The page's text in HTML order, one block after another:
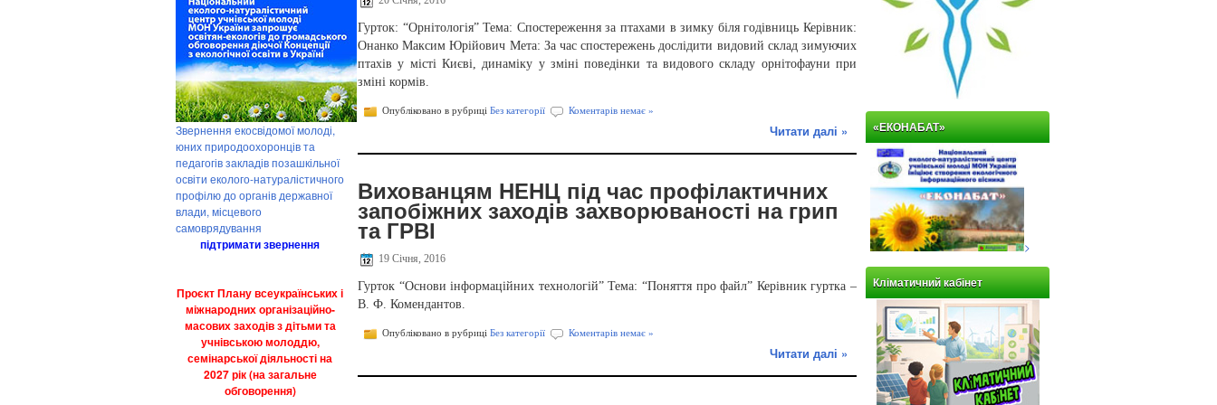
Звернення екосвідомої молоді,
юних природоохоронців та
педагогів закладів позашкільної
освіти еколого-натуралістичного
профілю до органів державної
влади, місцевого
самоврядування
підтримати звернення
Проєкт Плану всеукраїнських і
міжнародних організаційно-
масових заходів з дітьми та
учнівською молоддю,
семінарської діяльності на
2027 рік (на загальне
обговорення)
Гурток: “Орнітологія” Тема: Спостереження за птахами в зимку біля годівниць Керівник:
Онанко Максим Юрійович Мета: За час спостережень дослідити видовий склад зимуючих
птахів у місті Києві, динаміку у зміні поведінки та видового складу орнітофауни при
зміні кормів.
Опубліковано в рубриці Без категорії Коментарів немає »
Читати далі »
Вихованцям НЕНЦ під час профілактичних
запобіжних заходів захворюваності на грип
та ГРВІ
19 Січня, 2016
Гурток “Основи інформаційних технологій” Тема: “Поняття про файл” Керівник гуртка –
В. Ф. Комендантов.
Опубліковано в рубриці Без категорії Коментарів немає »
Читати далі »
«ЕКОНАБАТ»
>
Кліматичний кабінет